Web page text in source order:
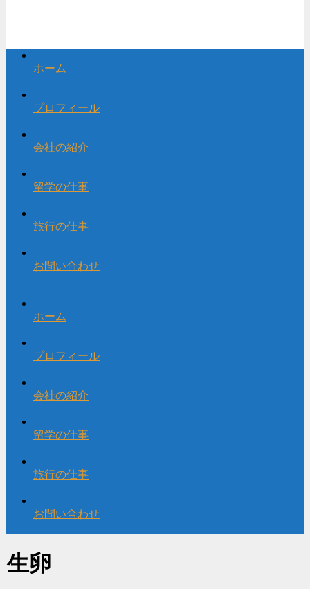
ホーム
プロフィール
会社の紹介
留学の仕事
旅行の仕事
お問い合わせ
ホーム
プロフィール
会社の紹介
留学の仕事
旅行の仕事
お問い合わせ
生卵